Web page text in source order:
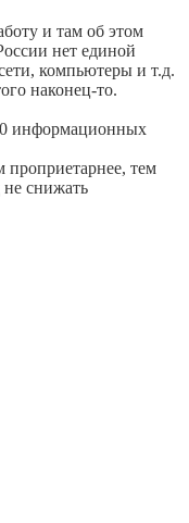
и там об этом
нет единой
компьютеры и т.д.
наконец-то.
информационных
проприетарнее, тем
снижать